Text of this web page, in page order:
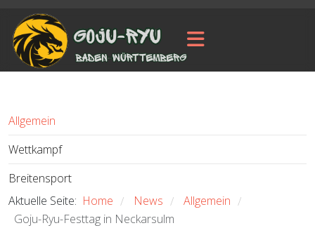
Allgemein
Wettkampf
Breitensport
Aktuelle Seite: Home / News / Allgemein /
Goju-Ryu-Festtag in Neckarsulm